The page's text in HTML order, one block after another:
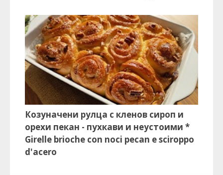
Козуначени рулца с кленов сироп и
орехи пекан - пухкави и неустоими *
Girelle brioche con noci pecan e sciroppo
d'acero